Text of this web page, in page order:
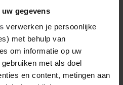
gegevens
verwerken je persoonlijke
met behulp van
om informatie op uw
met als doel
en content, metingen aan
persoon met een
haar passie voor
muziek, wijn en